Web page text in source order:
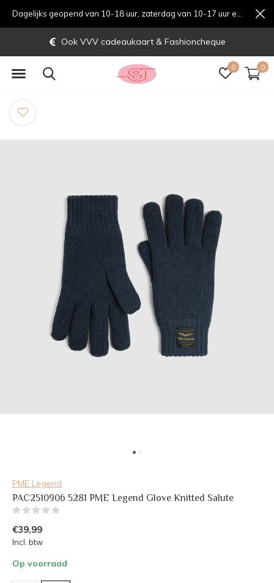
0 0
Ook VVV cadeaukaart & Fashioncheque
PME Legend
PAC2510906 5281 PME Legend Glove Knitted Salute
€39,99
Incl. btw
Op voorraad